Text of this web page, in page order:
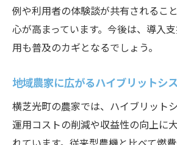
例や利用者の体験談が共有されるこ
心が高まっています。今後は、導入
用も普及のカギとなるでしょう。
地域農家に広がるハイブリットシ
横芝光町の農家では、ハイブリット
運用コストの削減や収益性の向上に